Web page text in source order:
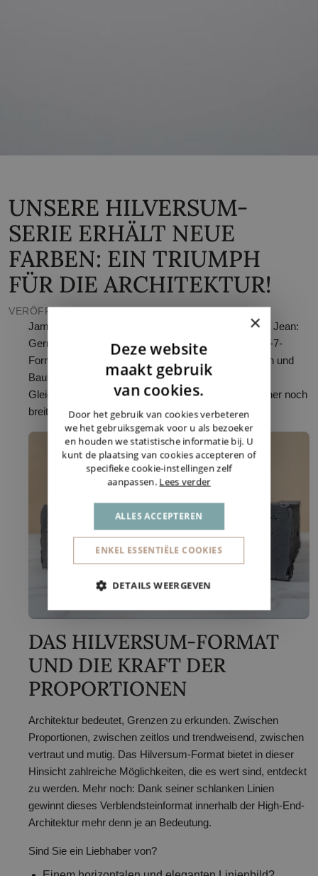
UNSERE HILVERSUM-
SERIE ERHÄLT NEUE
FARBEN: EIN TRIUMPH
FÜR DIE ARCHITEKTUR!
VERÖFFENTLICHT AM 21.05.2026
James, Joe, JohnJohn, Jasper, Jorvik, Jacques und Jean:
Gerne stellen wir Ihnen unsere Farben im Hilversum-7-
Format vor. Auf diese Weise kommen wir Architekten und
Bauherren entgegen, die das typische Hilversum-
Gleichgewicht zwischen Rhythmus und Ruhe mit einer noch
breiteren Farbpalette verbinden möchten.
DAS HILVERSUM-FORMAT
UND DIE KRAFT DER
PROPORTIONEN
Architektur bedeutet, Grenzen zu erkunden. Zwischen
Proportionen, zwischen zeitlos und trendweisend, zwischen
vertraut und mutig. Das Hilversum-Format bietet in dieser
Hinsicht zahlreiche Möglichkeiten, die es wert sind, entdeckt
zu werden. Mehr noch: Dank seiner schlanken Linien
gewinnt dieses Verblendsteinformat innerhalb der High-End-
Architektur mehr denn je an Bedeutung.
Sind Sie ein Liebhaber von?
GERMAN
×
Deze website
maakt gebruik
van cookies.
Door het gebruik van cookies verbeteren
we het gebruiksgemak voor u als bezoeker
en houden we statistische informatie bij. U
kunt de plaatsing van cookies accepteren of
specifieke cookie-instellingen zelf
aanpassen. Lees verder
ALLES ACCEPTEREN
ENKEL ESSENTIËLE COOKIES
DETAILS WEERGEVEN